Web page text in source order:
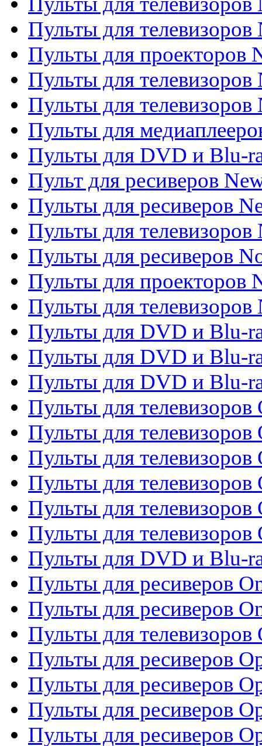
Пульты для телевизоров
Пульты для проекторов
Пульты для телевизоров
Пульты для телевизоров
Пульты для
Пульты для DVD и Blu-
Пульт для ресиверов
Пульты для ресиверов
Пульты для телевизоров
Пульты для ресиверов
Пульты для проекторов
Пульты для телевизоров
Пульты для DVD и Blu-
Пульты для DVD и Blu-
Пульты для DVD и Blu-
Пульты для телевизоров
Пульты для телевизоров
Пульты для телевизоров
Пульты для телевизоров
Пульты для телевизоров
Пульты для телевизоров
Пульты для DVD и Blu-
Пульты для ресиверов
Пульты для ресиверов
Пульты для телевизоров
Пульты для ресиверов
Пульты для ресиверов
Пульты для ресиверов
Пульты для ресиверов